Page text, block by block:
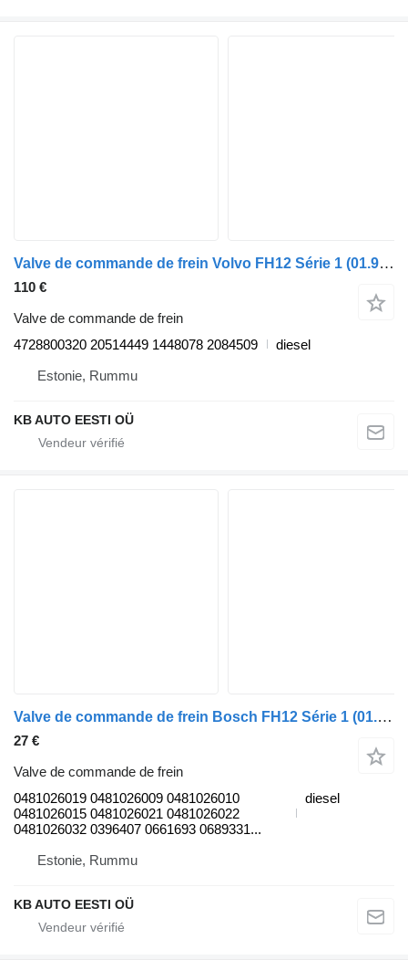
Valve de commande de frein Volvo FH12 Série 1 (01.93-12.02) 4728800320 pour camion Volvo FH12, FH16, NH12, FH, VNL780 (1993-2014)
110 €
Valve de commande de frein
4728800320 20514449 1448078 2084509
diesel
Estonie, Rummu
KB AUTO EESTI OÜ
Valve de commande de frein Bosch FH12 Série 1 (01.93-12.02) 0481026019 pour camion Volvo FH12, FH16, NH12, FH, VNL780 (1993-2014)
27 €
Valve de commande de frein
0481026019 0481026009 0481026010
0481026015 0481026021 0481026022
0481026032 0396407 0661693 0689331...
diesel
Estonie, Rummu
KB AUTO EESTI OÜ